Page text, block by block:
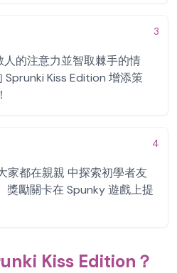
3
的注意力並智取棘手的情
Kiss Edition 增添策
4
家都在親親 中探索初學者友
獎勵關卡在 Spunky 遊戲上提
Kiss Edition？